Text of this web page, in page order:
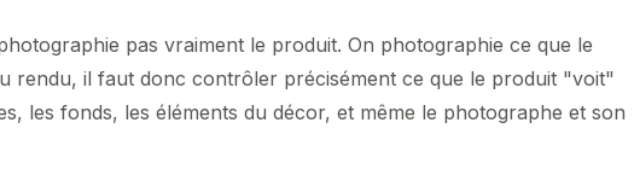
pas vraiment le produit. On photographie ce que le
rendu, il faut donc contrôler précisément ce que le produit "voit"
les fonds, les éléments du décor, et même le photographe et son